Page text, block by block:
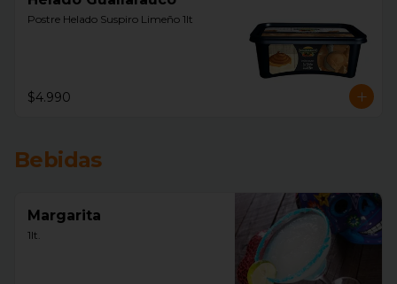
Postre Helado Suspiro Limeño 1lt
$4.990
Bebidas
Margarita
1lt.